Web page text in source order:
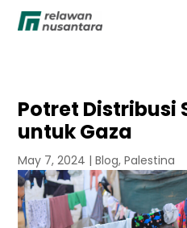
Potret Distribusi
untuk Gaza
May 7, 2024 |Blog,Palestina